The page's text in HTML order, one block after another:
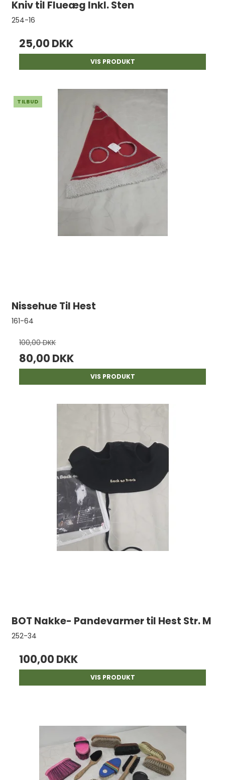
Kniv til Flueæg Inkl. Sten
254-16
25,00 DKK
VIS PRODUKT
TILBUD
Nissehue Til Hest
161-64
100,00 DKK
80,00 DKK
VIS PRODUKT
BOT Nakke- Pandevarmer til Hest Str. M
252-34
100,00 DKK
VIS PRODUKT